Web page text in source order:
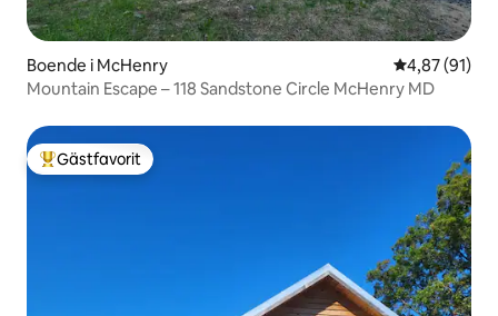
Boende i McHenry 4,87 av 5 i
4,87 (91)
Mountain Escape – 118 Sandstone Circle McHenry MD
Populär gästfavorit
Gästfavorit